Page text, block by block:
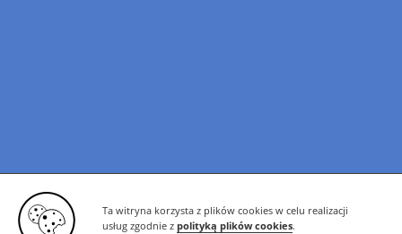
Ta witryna korzysta z plików cookies w celu realizacji
usług zgodnie z polityką plików cookies.